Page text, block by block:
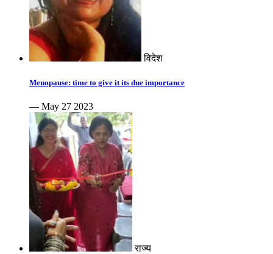
विदेश
Menopause: time to give it its due importance
— May 27 2023
राज्य